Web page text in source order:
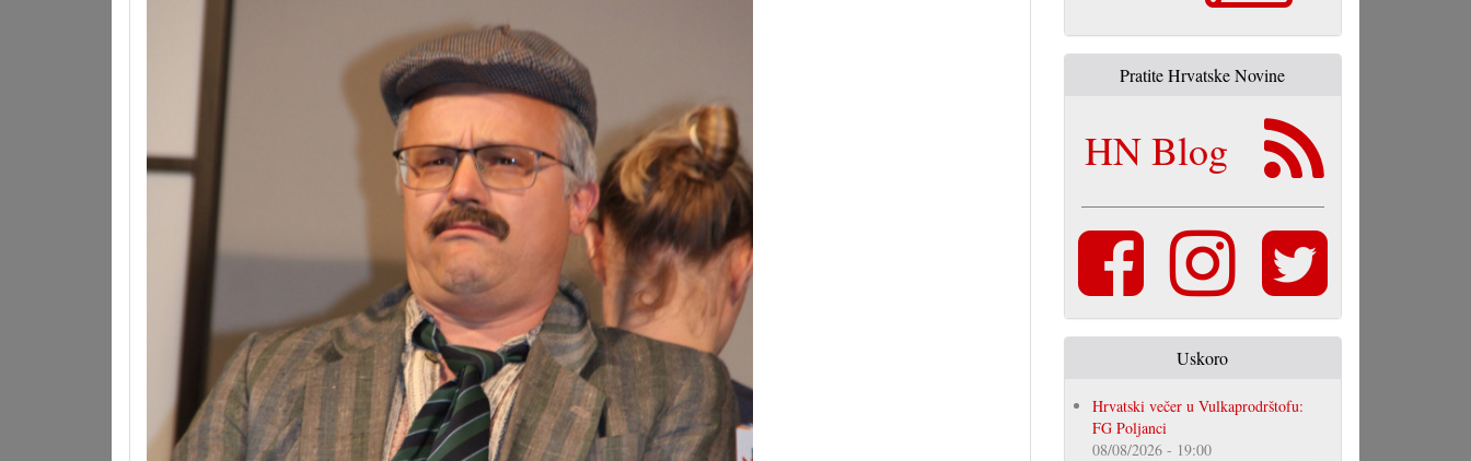
Pratite Hrvatske Novine
HN Blog
Uskoro
Hrvatski večer u Vulkaprodrštofu:
FG Poljanci
08/08/2026 - 19:00